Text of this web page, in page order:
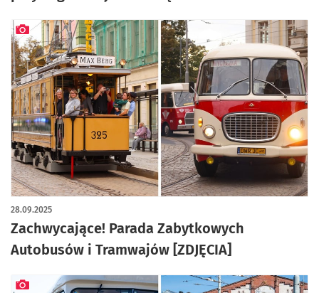
Zachwycające! Parada Zabytkowych
Autobusów i Tramwajów [ZDJĘCIA]
28.09.2025
artykuł z galerią zdjęć